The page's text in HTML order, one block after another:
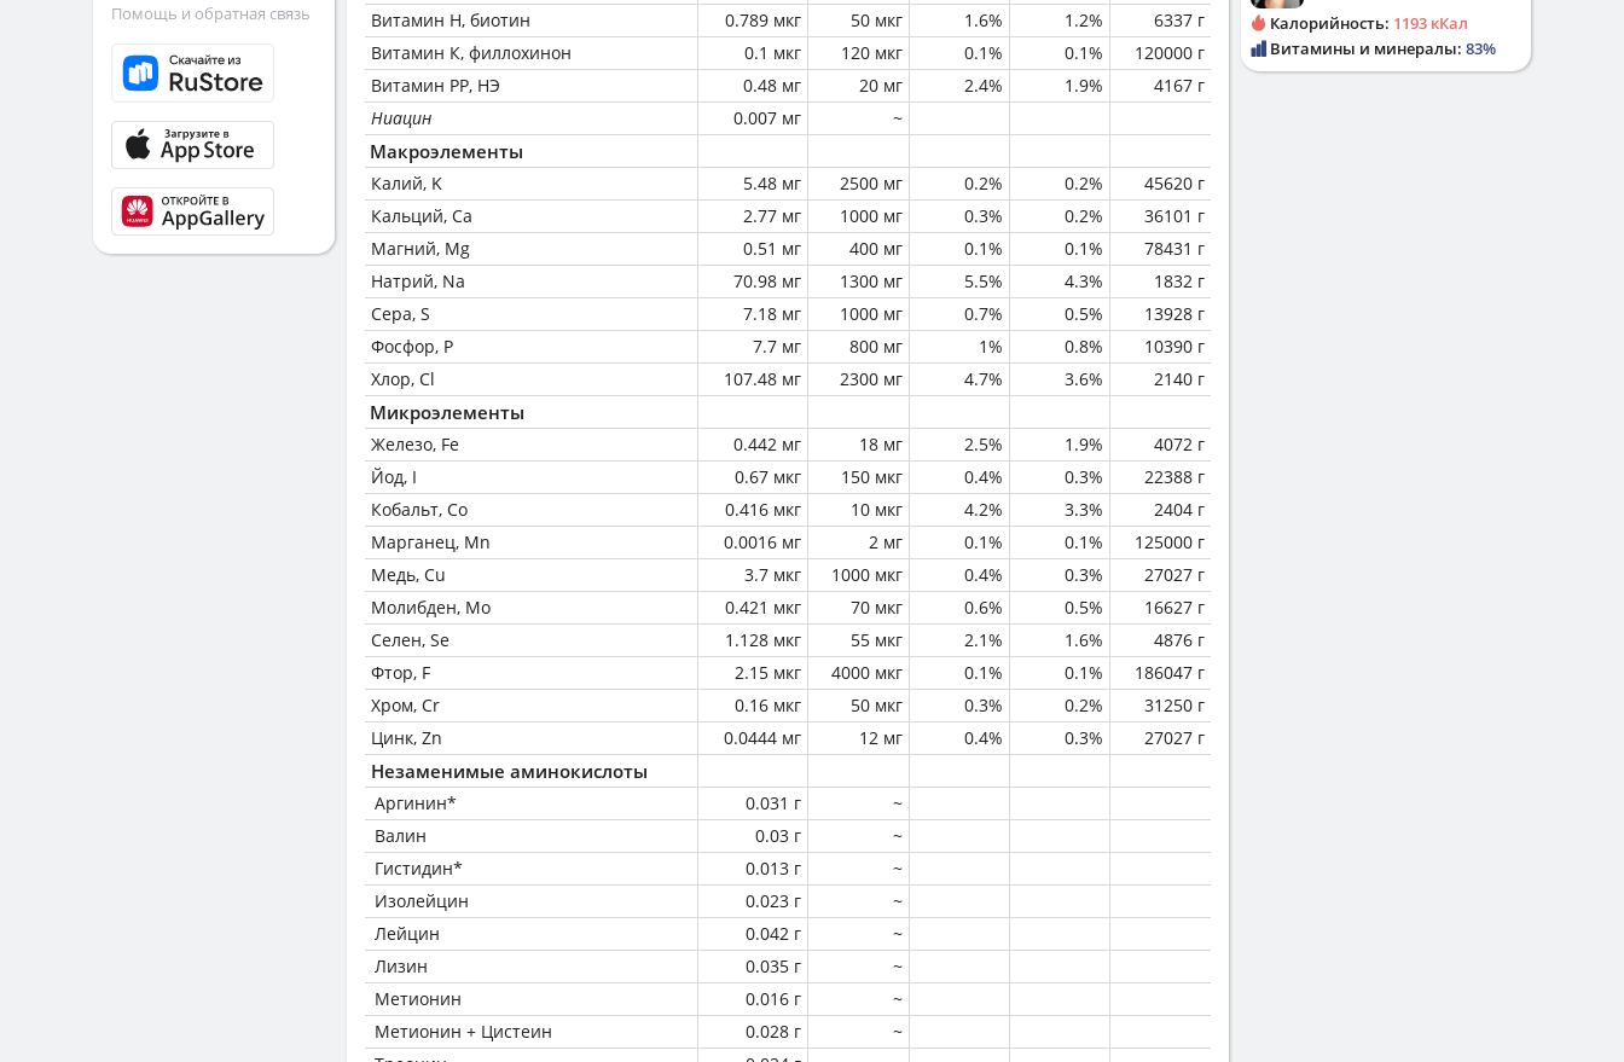
Витамин Н, биотин
0.789 мкг 50 мкг 1.6% 1.2%
6337 г
Витамин К, филлохинон
0.1 мкг 120 мкг 0.1% 0.1%
120000 г
Витамин РР, НЭ
0.48 мг 20 мг 2.4% 1.9%
4167 г
Ниацин
0.007 мг ~
Макроэлементы
Калий, K 5.48 мг 2500 мг 0.2% 0.2%
45620 г
Кальций, Ca
2.77 мг 1000 мг 0.3% 0.2%
36101 г
Магний, Mg
0.51 мг 400 мг 0.1% 0.1%
78431 г
Натрий, Na
70.98 мг 1300 мг 5.5% 4.3%
1832 г
Сера, S
7.18 мг 1000 мг 0.7% 0.5%
13928 г
Фосфор, P
7.7 мг 800 мг 1% 0.8%
10390 г
Хлор, Cl
107.48 мг 2300 мг 4.7% 3.6% 2140 г
Микроэлементы
Железо, Fe 0.442 мг 18 мг 2.5% 1.9%
4072 г
Йод, I
0.67 мкг 150 мкг 0.4% 0.3%
22388 г
Кобальт, Co
0.416 мкг 10 мкг 4.2% 3.3%
2404 г
Марганец, Mn
0.0016 мг 2 мг 0.1% 0.1%
125000 г
Медь, Cu
3.7 мкг 1000 мкг 0.4% 0.3%
27027 г
Молибден, Mo
0.421 мкг 70 мкг 0.6% 0.5%
16627 г
Селен, Se
1.128 мкг 55 мкг 2.1% 1.6%
4876 г
Фтор, F
2.15 мкг 4000 мкг 0.1% 0.1%
186047 г
Хром, Cr
0.16 мкг 50 мкг 0.3% 0.2%
31250 г
Цинк, Zn
0.0444 мг 12 мг 0.4% 0.3% 27027 г
Незаменимые аминокислоты
Аргинин* 0.031 г
~
Валин
0.03 г
~
Гистидин*
0.013 г
~
Изолейцин
0.023 г
~
Лейцин
0.042 г
~
Лизин
0.035 г
~
Метионин
0.016 г
~
Метионин + Цистеин
0.028 г
~
Помощь и обратная связь Калорийность: 1193 кКал
Витамины и минералы: 83%